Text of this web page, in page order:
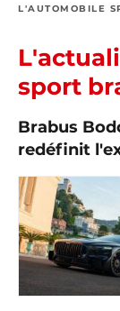
L'AUTOMOBILE
sport
Brabus
redéfinit